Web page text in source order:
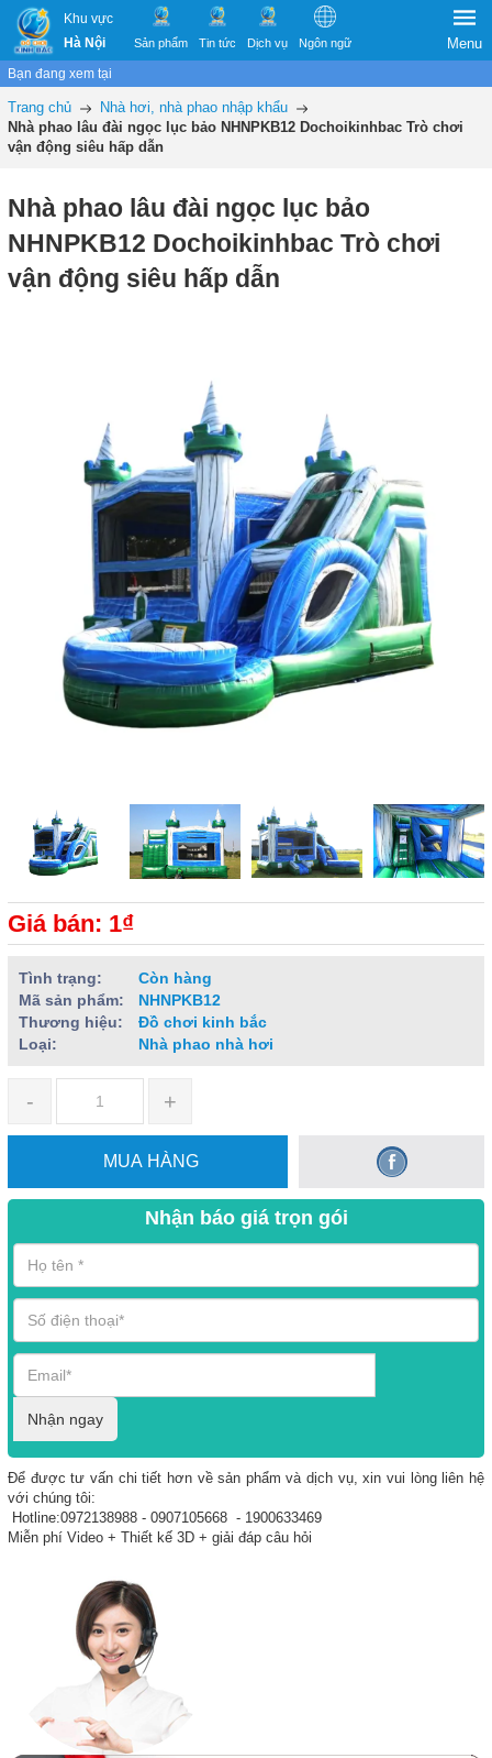
Khu vực
Hà Nội
Sản phẩm Tin tức Dịch vụ Ngôn ngữ Menu
Bạn đang xem tại
Trang chủ
Nhà hơi, nhà phao nhập khẩu
Nhà phao lâu đài ngọc lục bảo NHNPKB12 Dochoikinhbac Trò chơi
vận động siêu hấp dẫn
Nhà phao lâu đài ngọc lục bảo
NHNPKB12 Dochoikinhbac Trò chơi
vận động siêu hấp dẫn
Giá bán: 1₫
Tình trạng:
Còn hàng
Mã sản phẩm:
NHNPKB12
Thương hiệu:
Đồ chơi kinh bắc
Loại:
Nhà phao nhà hơi
- +
MUA HÀNG
Nhận báo giá trọn gói
Nhận ngay
Để được tư vấn chi tiết hơn về sản phẩm và dịch vụ, xin vui lòng liên hệ
với chúng tôi:
Hotline:0972138988 - 0907105668 - 1900633469
Miễn phí Video + Thiết kế 3D + giải đáp câu hỏi